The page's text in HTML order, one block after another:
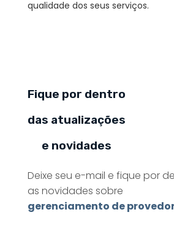
qualidade dos seus serviços.
Fique por dentro
das atualizações
e novidades
Deixe seu e-mail e fique por
as novidades sobre
gerenciamento de